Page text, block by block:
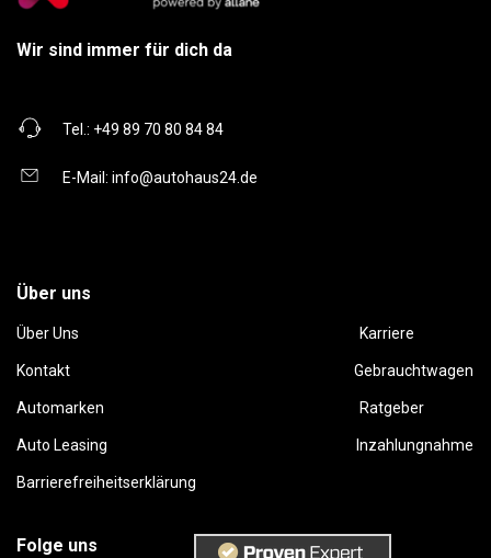
Wir sind immer für dich da
Tel.: +49 89 70 80 84 84
E-Mail: info@autohaus24.de
Über uns
Über Uns Karriere
Kontakt Gebrauchtwagen
Automarken Ratgeber
Auto Leasing Inzahlungnahme
Barrierefreiheitserklärung
Folge uns